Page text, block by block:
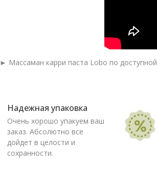
Массаман карри паста Lobo по
Надежная упаковка
Очень хорошо упакуем ваш
заказ. Абсолютно все
дойдет в целости и
сохранности.